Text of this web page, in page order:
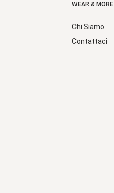
WEAR & MORE
Chi Siamo
Contattaci